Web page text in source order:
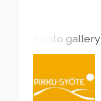
Photo gallery